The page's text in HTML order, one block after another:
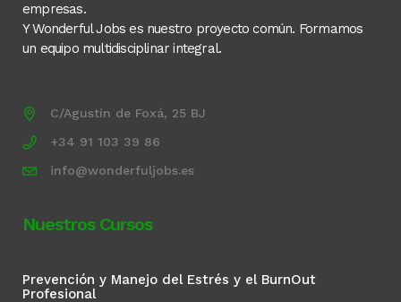
empresas.
Y Wonderful Jobs es nuestro proyecto común. Formamos
un equipo multidisciplinar integral.
C/Agustín de Foxá, 25 BJ
+34 91 103 39 86
info@wonderfuljobs.es
Nuestros Cursos
Prevención y Manejo del Estrés y el BurnOut
Profesional